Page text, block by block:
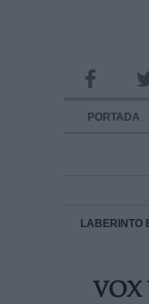
PORTADA
LABERINTO
VOX
INFORMACION
Responsable:
Destinatarios: